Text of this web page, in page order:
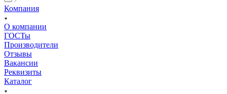
Компания
О компании
ГОСТы
Производители
Отзывы
Вакансии
Реквизиты
Каталог